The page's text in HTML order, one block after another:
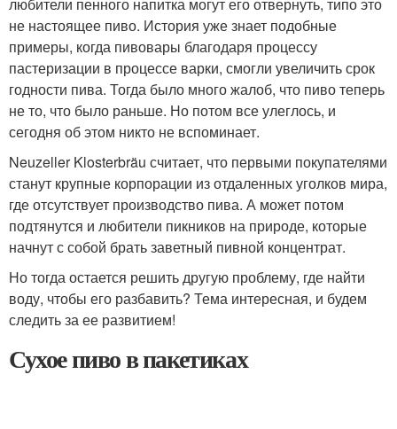
не настоящее пиво. История уже знает подобные
примеры, когда пивовары благодаря процессу
пастеризации в процессе варки, смогли увеличить срок
годности пива. Тогда было много жалоб, что пиво теперь
не то, что было раньше. Но потом все улеглось, и
сегодня об этом никто не вспоминает.
Neuzeller Klosterbräu считает, что первыми покупателями
станут крупные корпорации из отдаленных уголков мира,
где отсутствует производство пива. А может потом
подтянутся и любители пикников на природе, которые
начнут с собой брать заветный пивной концентрат.
Но тогда остается решить другую проблему, где найти
воду, чтобы его разбавить? Тема интересная, и будем
следить за ее развитием!
Сухое пиво в пакетиках